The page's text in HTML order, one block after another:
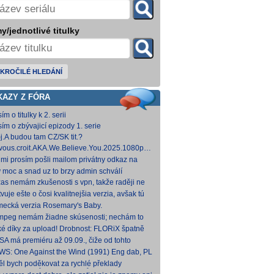
jednotlivé titulky
HLEDÁNÍ
Z FÓRA
o titulky k 2. serii
o zbývajicí epizody 1. serie
budou tam CZ/SK tit.?
Kitsune [5,24 GB]
mi prosím pošli mailom privátny odkaz na
kde to nahráš.
moc a snad uz to brzy admin schválí
nemám zkušenosti s vpn, takže raději ne
v té verzi od FLORiX je slyšet FC-
ešte o čosi kvalitnejšia verzia, avšak tú
nepodarilo zohnať.
verzia Rosemary's Baby.
[1,74 GB] V príloh
nemám žiadne skúsenosti; nechám to
Môžeš opraviť a nahodiť na WS, ak
díky za upload! Drobnost: FLORiX špatně
audio kanály (nejspíš vzniklo
z DTS
má premiéru až 09.09., čiže od tohto
bude VoD za taký mesiac, možno dva.
One Against the Wind (1991) Eng dab, PL
Polské titulky, ale kvalita obrazu je slabší.
bych poděkovat za rychlé překlady
titulů, patří Vám můj dík. O to více mne